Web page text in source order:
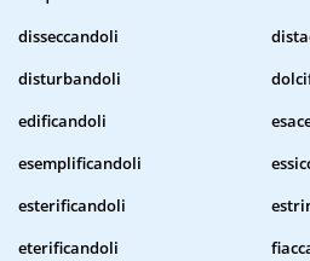
disseccandoli
disturbandoli
edificandoli
esemplificandoli
esterificandoli
eterificandoli